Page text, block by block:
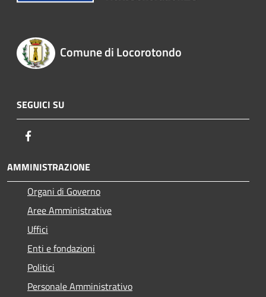
Comune di Locorotondo
SEGUICI SU
AMMINISTRAZIONE
Organi di Governo
Aree Amministrative
Uffici
Enti e fondazioni
Politici
Personale Amministrativo